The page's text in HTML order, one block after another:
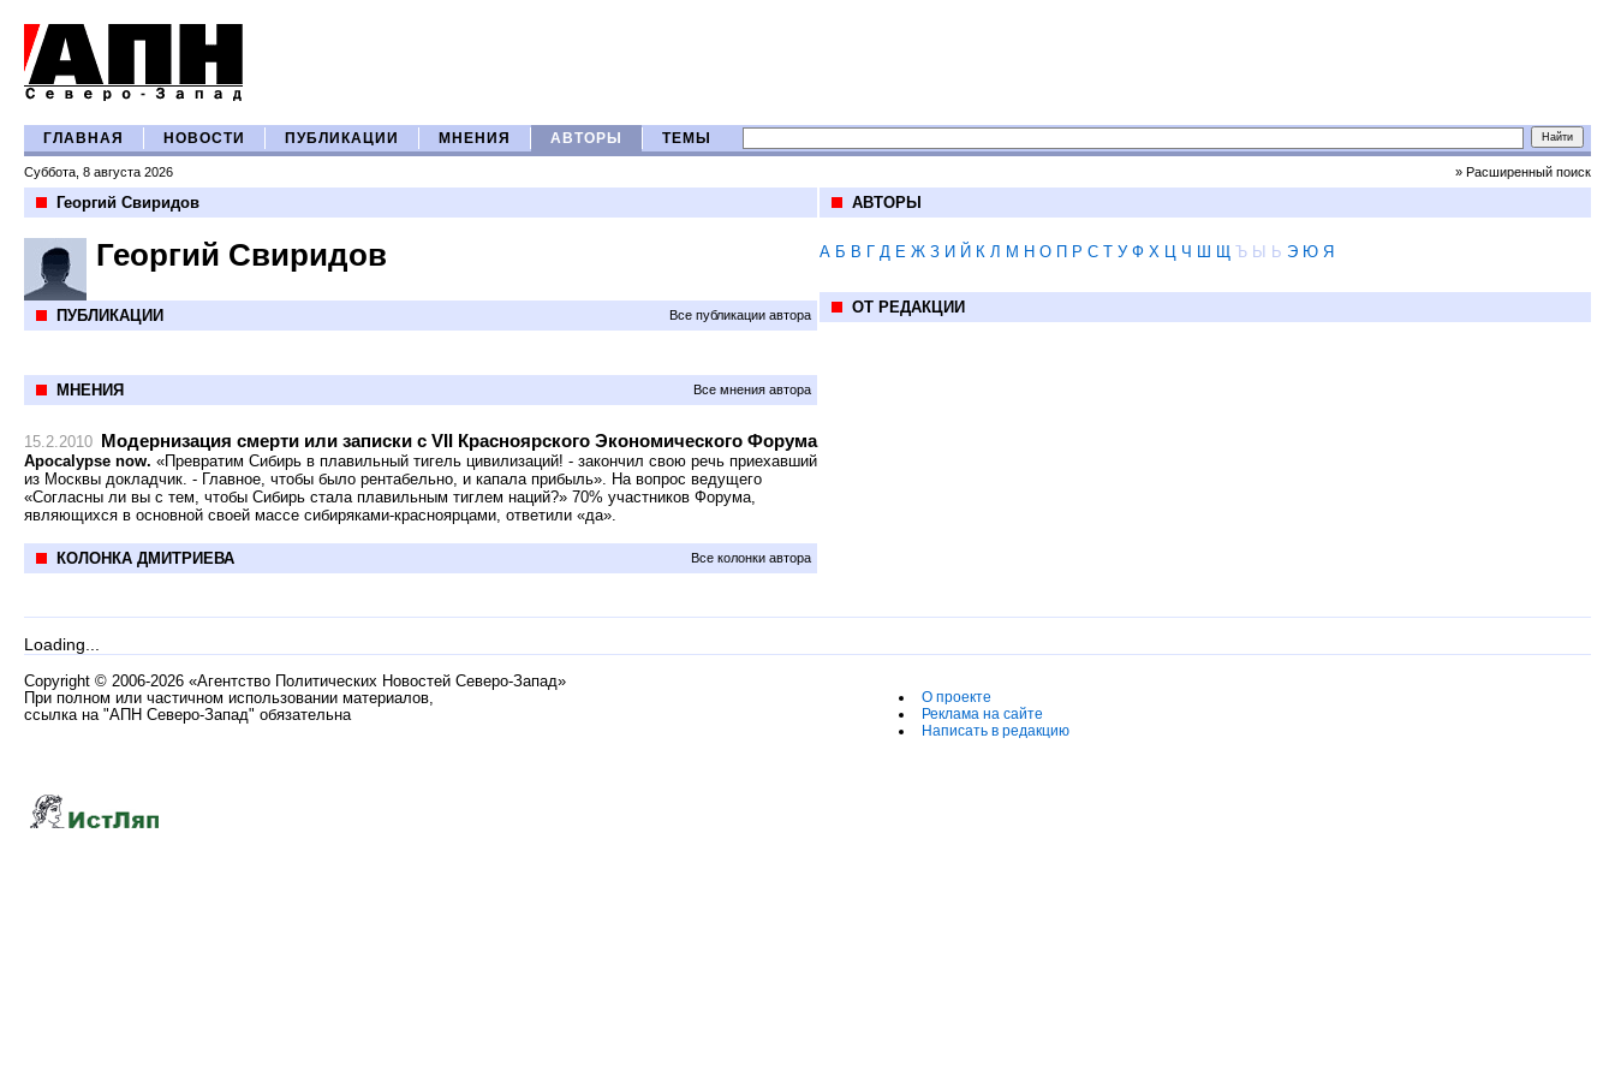
ГЛАВНАЯ НОВОСТИ ПУБЛИКАЦИИ МНЕНИЯ АВТОРЫ ТЕМЫ
Суббота, 8 августа 2026 » Расширенный поиск
Георгий Свиридов
Георгий Свиридов
ПУБЛИКАЦИИ Все публикации автора
МНЕНИЯ Все мнения автора
15.2.2010 Модернизация смерти или записки с VII Красноярского Экономического Форума
Apocalypse now. «Превратим Сибирь в плавильный тигель цивилизаций! - закончил свою речь приехавший
из Москвы докладчик. - Главное, чтобы было рентабельно, и капала прибыль». На вопрос ведущего
«Согласны ли вы с тем, чтобы Сибирь стала плавильным тиглем наций?» 70% участников Форума,
являющихся в основной своей массе сибиряками-красноярцами, ответили «да».
КОЛОНКА ДМИТРИЕВА Все колонки автора
АВТОРЫ
А Б В Г Д Е Ж З И Й К Л М Н О П Р С Т У Ф Х Ц Ч Ш Щ Ъ Ы Ь Э Ю Я
ОТ РЕДАКЦИИ
Loading...
Copyright © 2006-2026 «Агентство Политических Новостей Северо-Запад»
При полном или частичном использовании материалов,
ссылка на "АПН Северо-Запад" обязательна
О проекте
Реклама на сайте
Написать в редакцию